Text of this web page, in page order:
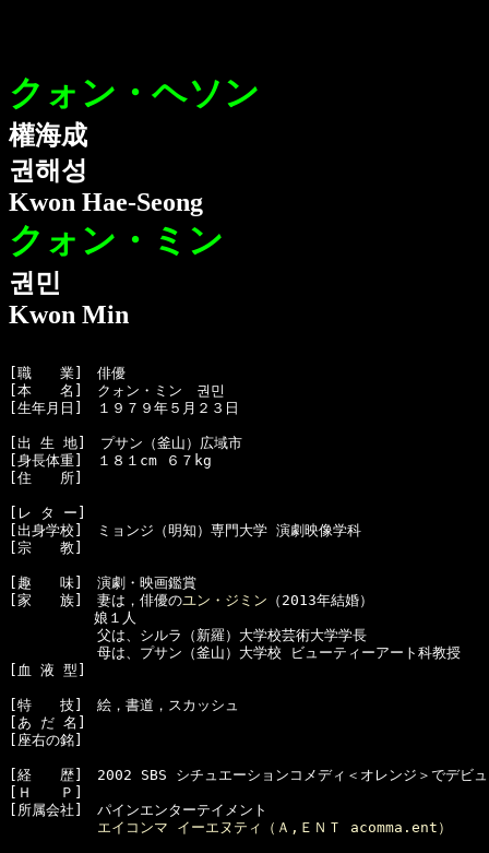
クォン・ヘソン
權海成
권해성
Kwon Hae-Seong
クォン・ミン
권민
Kwon Min
[職　　業]　俳優
[本　　名]　クォン・ミン　권민
[生年月日]　１９７９年５月２３日
[出 生 地]　プサン（釜山）広域市
[身長体重]　１８１cm ６７kg
[住　　所]
[レ タ ー]
[出身学校]　ミョンジ（明知）専門大学 演劇映像学科
[宗　　教]
[趣　　味]　演劇・映画鑑賞
[家　　族]　妻は，俳優のユン・ジミン （2013年結婚）
娘１人
  　　　　　父は、シルラ（新羅）大学校芸術大学学長
  　　　　　母は、プサン（釜山）大学校 ビューティーアート科教授
[血 液 型]
[特　　技]　絵，書道，スカッシュ
[あ だ 名]
[座右の銘]
[経　　歴]　2002 SBS シチュエーションコメディ＜オレンジ＞でデビ
[Ｈ　　Ｐ]
[所属会社]　パインエンターテイメント
エイコンマ イーエヌティ（Ａ,ＥＮＴ acomma.ent）